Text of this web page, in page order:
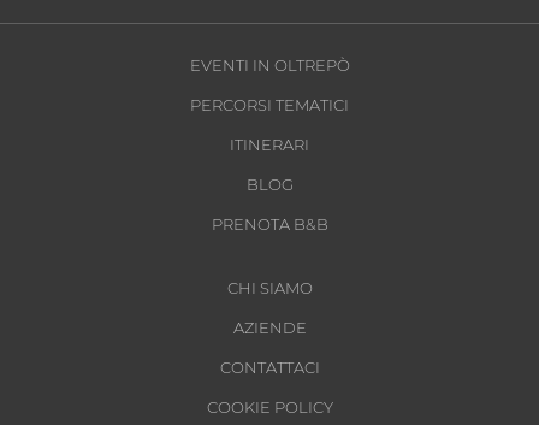
EVENTI IN OLTREPÒ
PERCORSI TEMATICI
ITINERARI
BLOG
PRENOTA B&B
CHI SIAMO
AZIENDE
CONTATTACI
COOKIE POLICY